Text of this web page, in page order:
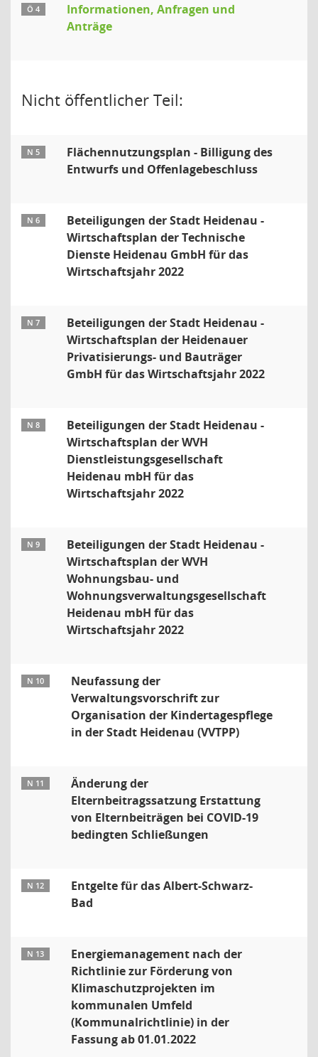
Ö 4
Informationen, Anfragen und
Anträge
Nicht öffentlicher Teil:
N 5
Flächennutzungsplan - Billigung des
Entwurfs und Offenlagebeschluss
N 6
Beteiligungen der Stadt Heidenau -
Wirtschaftsplan der Technische
Dienste Heidenau GmbH für das
Wirtschaftsjahr 2022
N 7
Beteiligungen der Stadt Heidenau -
Wirtschaftsplan der Heidenauer
Privatisierungs- und Bauträger
GmbH für das Wirtschaftsjahr 2022
N 8
Beteiligungen der Stadt Heidenau -
Wirtschaftsplan der WVH
Dienstleistungsgesellschaft
Heidenau mbH für das
Wirtschaftsjahr 2022
N 9
Beteiligungen der Stadt Heidenau -
Wirtschaftsplan der WVH
Wohnungsbau- und
Wohnungsverwaltungsgesellschaft
Heidenau mbH für das
Wirtschaftsjahr 2022
N 10
Neufassung der
Verwaltungsvorschrift zur
Organisation der Kindertagespflege
in der Stadt Heidenau (VVTPP)
N 11
Änderung der
Elternbeitragssatzung Erstattung
von Elternbeiträgen bei COVID-19
bedingten Schließungen
N 12
Entgelte für das Albert-Schwarz-
Bad
N 13
Energiemanagement nach der
Richtlinie zur Förderung von
Klimaschutzprojekten im
kommunalen Umfeld
(Kommunalrichtlinie) in der
Fassung ab 01.01.2022